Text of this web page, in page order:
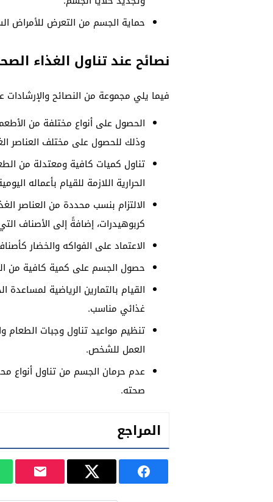
حماية الجسم من التعرض للأمراض
نصائح عند تناول الغذاء
فيما يلي مجموعة من النصائح
الحصول على أنواع مختلفة من
وذلك للحصول على مختلف العناصر
تناول كميات كافية ومعتدلة من
الحرارية اللازمة للقيام بأعماله
الالتزام بنسب محددة من العناصر
كربوهيدرات، إضافةً إلى الأصناف
الاعتماد على الفواكه والخضار
حصول الجسم على كمية كافية من
القيام بالتمارين الرياضية
غذائي مناسب.
تنظيم مواعيد تناول وجبات
العمل للشخص.
عدم حرمان الجسم من تناول أنواع
صحته.
المراجع